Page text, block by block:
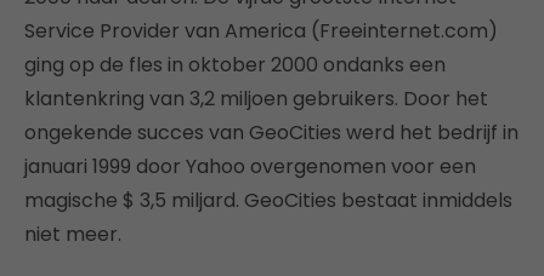
Service Provider van America (Freeinternet.com)
ging op de fles in oktober 2000 ondanks een
klantenkring van 3,2 miljoen gebruikers. Door het
ongekende succes van GeoCities werd het bedrijf in
januari 1999 door Yahoo overgenomen voor een
magische $ 3,5 miljard. GeoCities bestaat inmiddels
niet meer.